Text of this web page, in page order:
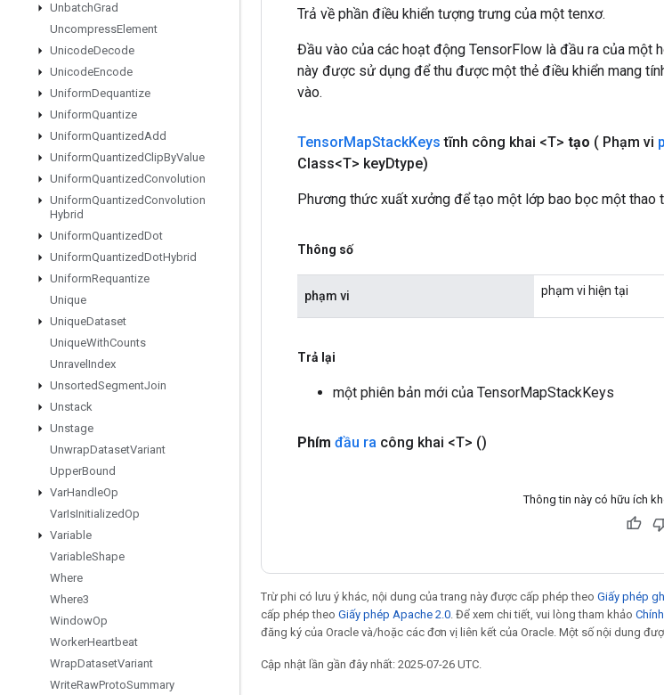
UnbatchGrad
UncompressElement
UnicodeDecode
UnicodeEncode
UniformDequantize
UniformQuantize
UniformQuantizedAdd
UniformQuantizedClipByValue
UniformQuantizedConvolution
UniformQuantizedConvolution
Hybrid
UniformQuantizedDot
UniformQuantizedDotHybrid
UniformRequantize
Unique
UniqueDataset
UniqueWithCounts
Unravel Index
UnsortedSegmentJoin
Unstack
Unstage
UnwrapDatasetVariant
UpperBound
VarHandleOp
VarIsInitializedOp
Variable
VariableShape
Where
Where3
WindowOp
WorkerHeartbeat
WrapDatasetVariant
WriteRawProtoSummary
Trả về phần điều khiển tượng trưng của một tenxơ.
Đầu vào của các hoạt động TensorFlow là đầu ra của một
này được sử dụng để thu được một thẻ điều khiển mang
vào.
TensorMapStackKeys tĩnh công khai <T> tạo ( Phạm vi
Class<T> keyDtype)
Phương thức xuất xưởng để tạo một lớp bao bọc một thao
Thông số
phạm vi phạm vi hiện tại
Trả lại
một phiên bản mới của TensorMapStackKeys
Phím đầu ra công khai <T> ()
Thông tin này có hữu ích
Trừ phi có lưu ý khác, nội dung của trang này được cấp phép theo Giấy phép
cấp phép theo Giấy phép Apache 2.0 . Để xem chi tiết, vui lòng tham khảo
đăng ký của Oracle và/hoặc các đơn vị liên kết của Oracle. Một số nội dung
Cập nhật lần gần đây nhất: 2025-07-26 UTC.